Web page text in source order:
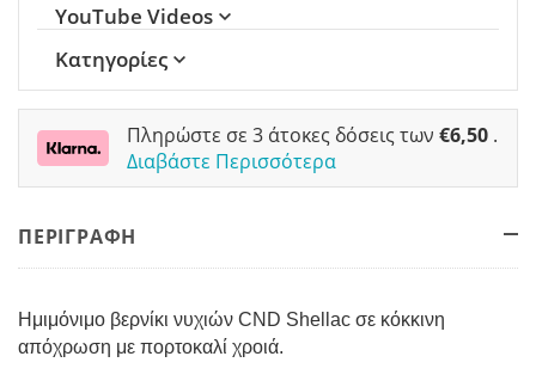
YouTube Videos
Κατηγορίες
Πληρώστε σε 3 άτοκες δόσεις των €6,50 .
Διαβάστε Περισσότερα
ΠΕΡΙΓΡΑΦΗ
Ημιμόνιμο βερνίκι νυχιών CND Shellac σε κόκκινη
απόχρωση με πορτοκαλί χροιά.